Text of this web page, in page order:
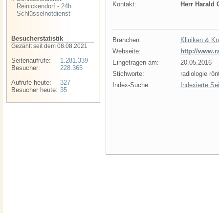
Reinickendorf - 24h
Schlüsselnotdienst
Besucherstatistik
Gezählt seit dem 08.08.2021
Seitenaufrufe:
Besucher:
Aufrufe heute:
Besucher heute:
1.281.339
228.365
327
35
Kontakt: Herr Harald
Branchen:
Kliniken &
Webseite:
http://
Eingetragen am:
20.05.2016
Stichworte:
radiologie
Index-Suche:
Indexierte